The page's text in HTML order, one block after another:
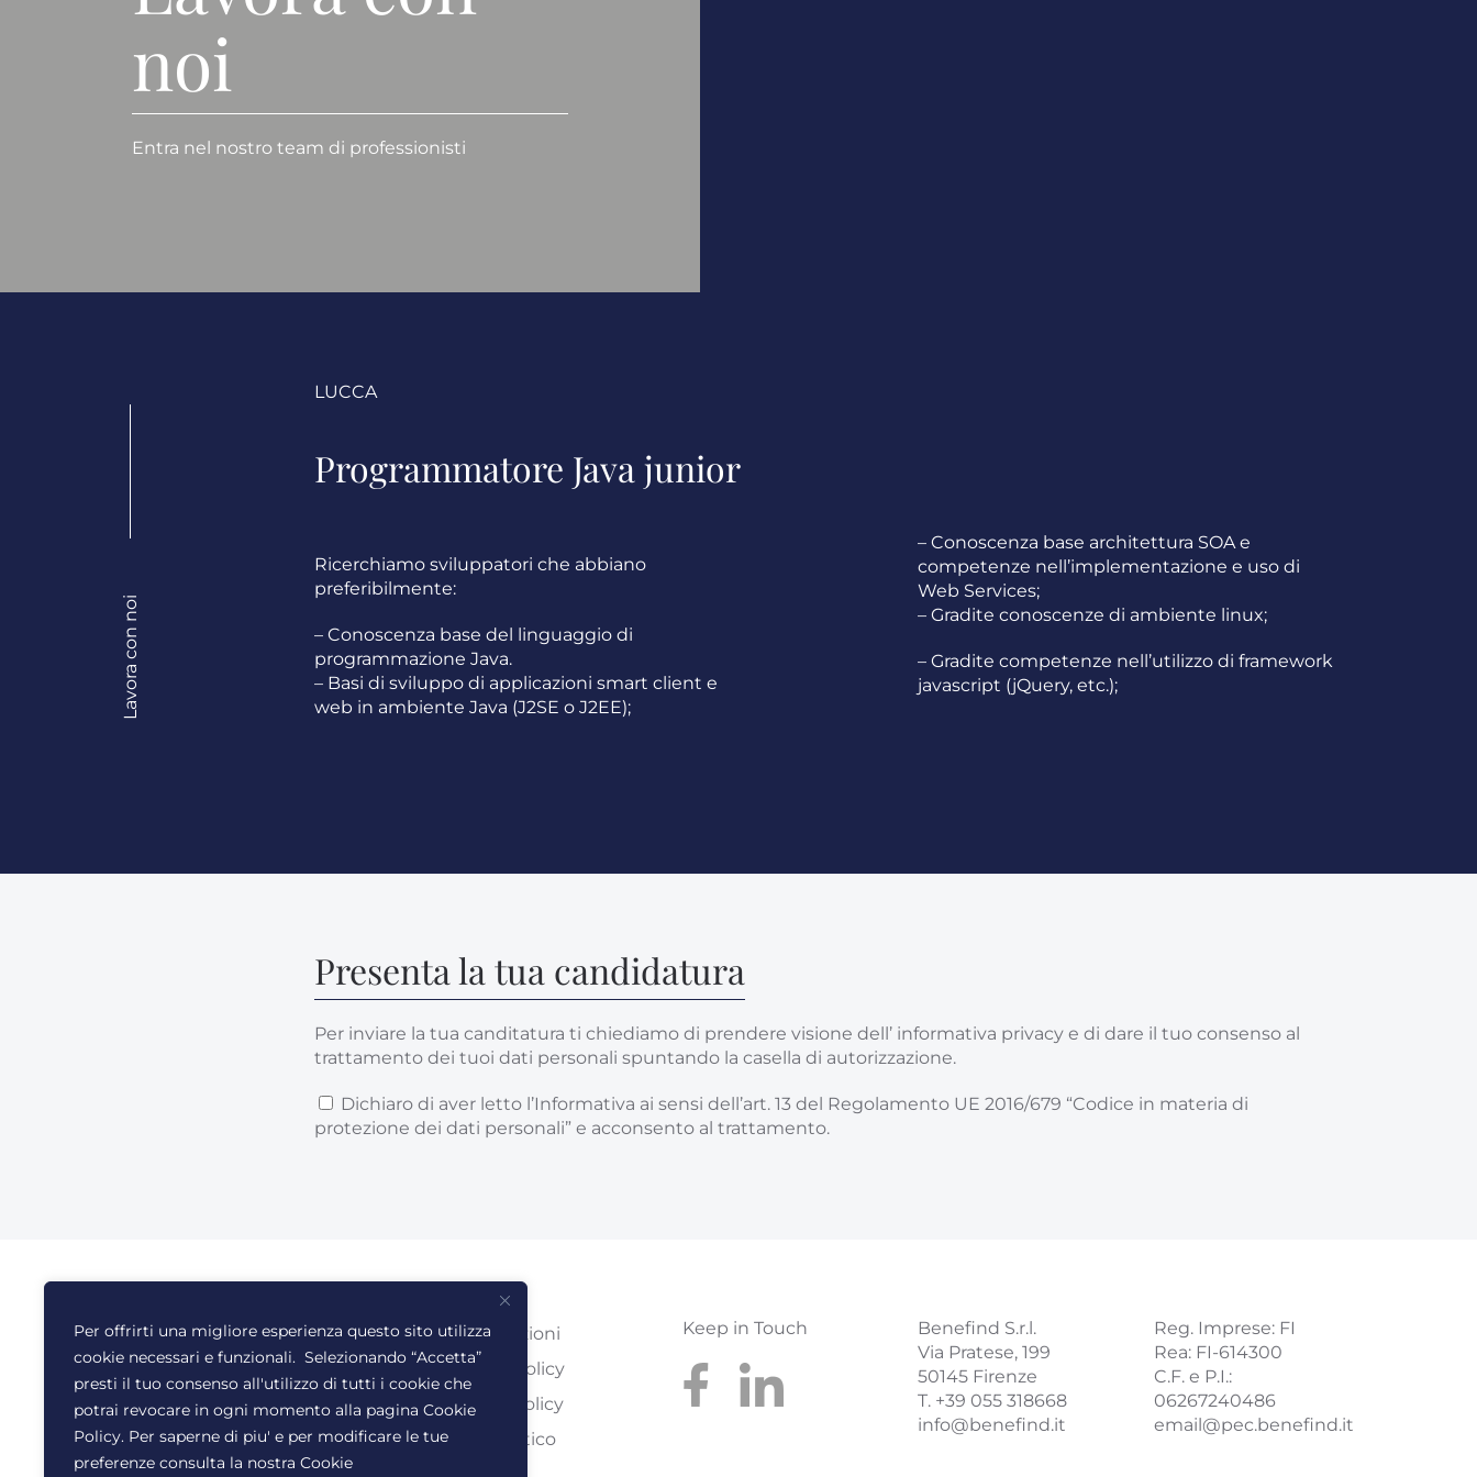
Per offrirti una migliore esperienza questo sito utilizza
cookie necessari e funzionali. Selezionando “Accetta”
presti il tuo consenso all'utilizzo di tutti i cookie che
potrai revocare in ogni momento alla pagina Cookie
Policy. Per saperne di piu' e per modificare le tue
preferenze consulta la nostra Cookie
noi
Entra nel nostro team di professionisti
LUCCA
Programmatore Java junior
Lavora con noi
Ricerchiamo sviluppatori che abbiano
preferibilmente:
– Conoscenza base del linguaggio di
programmazione Java.
– Basi di sviluppo di applicazioni smart client e
web in ambiente Java (J2SE o J2EE);
– Conoscenza base architettura SOA e
competenze nell’implementazione e uso di
Web Services;
– Gradite conoscenze di ambiente linux;
– Gradite competenze nell’utilizzo di framework
javascript (jQuery, etc.);
Presenta la tua candidatura
Per inviare la tua canditatura ti chiediamo di prendere visione dell’ informativa privacy e di dare il tuo consenso al
trattamento dei tuoi dati personali spuntando la casella di autorizzazione.
Dichiaro di aver letto l’Informativa ai sensi dell’art. 13 del Regolamento UE 2016/679 “Codice in materia di
protezione dei dati personali” e acconsento al trattamento.
© Tutti i diritti riservati
Benefind Srl 2022
Certificazioni
Privacy Policy
Cookie Policy
Codice etico
Keep in Touch
Benefind S.r.l.
Via Pratese, 199
50145 Firenze
T. +39 055 318668
info@benefind.it
Reg. Imprese: FI
Rea: FI-614300
C.F. e P.I.:
06267240486
email@pec.benefind.it